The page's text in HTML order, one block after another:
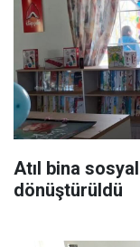
Atıl bina
dönüştürüldü